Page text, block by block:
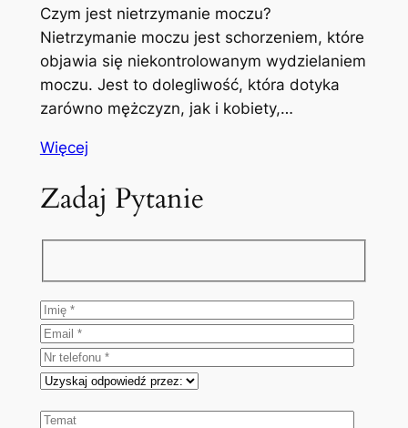
Czym jest nietrzymanie moczu?
Nietrzymanie moczu jest schorzeniem, które
objawia się niekontrolowanym wydzielaniem
moczu. Jest to dolegliwość, która dotyka
zarówno mężczyzn, jak i kobiety,…
Więcej
Zadaj Pytanie